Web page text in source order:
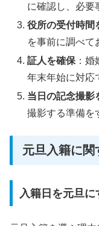
に確認し、必要
役所の受付時間
を事前に調べて
証人を確保 ：
年末年始に対応
当日の記念撮影
撮影する準備を
元旦入籍に関
入籍日を元旦に